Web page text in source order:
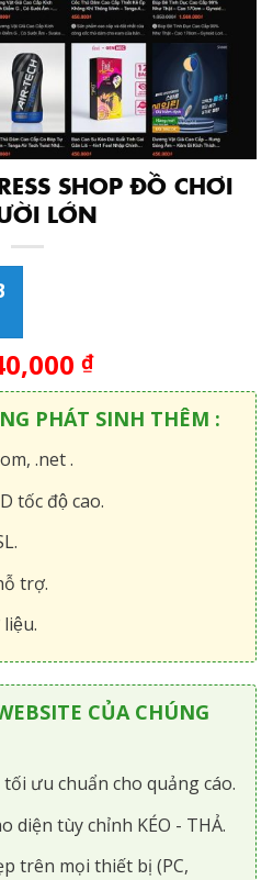
SHOP ĐỒ CHƠI
LỚN
₫
PHÁT SINH THÊM :
.net .
tốc độ cao.
trợ.
CỦA CHÚNG
tối ưu chuẩn cho quảng cáo.
diện tùy chỉnh KÉO - THẢ.
trên mọi thiết bị (PC,